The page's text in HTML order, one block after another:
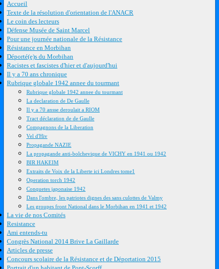
Accueil
Texte de la résolution d'orientation de l'ANACR
Le coin des lecteurs
Défense Musée de Saint Marcel
Pour une journée nationale de la Résistance
Résistance en Morbihan
Déporté(e)s du Morbihan
Racistes et fascistes d'hier et d'aujourd'hui
Il y a 70 ans chronique
Rubrique globale 1942 annee du tourmant
Rubrique globale 1942 annee du tourmant
La declaration de De Gaulle
Il y a 70 ansse deroulait a RIOM
Tract déclaration de de Gaulle
Compagnons de la Liberation
Vel d'Hiv
Propagande NAZIE
La propagande anti-bolchevique de VICHY en 1941 ou 1942
BIR HAKEIM
Extraits de Voix de la Liberte ici Londres tome1
Operation torch 1942
Conquetes japonaise 1942
Dans l'ombre, les patriotes dignes des sans culottes de Valmy
Les groupes front National dans le Morbihan en 1941 et 1942
La vie de nos Comités
Resistance
Ami entends-tu
Congrès National 2014 Brive La Gaillarde
Articles de presse
Concours scolaire de la Résistance et de Déportation 2015